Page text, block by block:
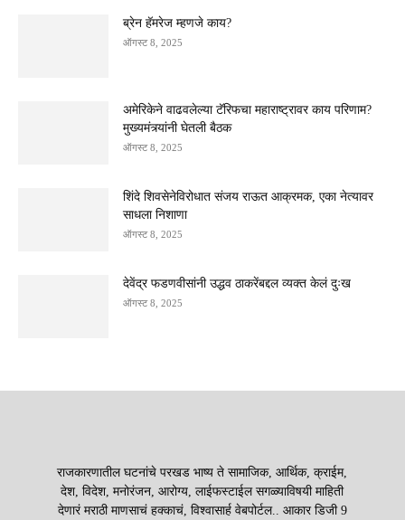
ब्रेन हॅमरेज म्हणजे काय?
ऑगस्ट 8, 2025
अमेरिकेने वाढवलेल्या टॅरिफचा महाराष्ट्रावर काय परिणाम?
मुख्यमंत्र्यांनी घेतली बैठक
ऑगस्ट 8, 2025
शिंदे शिवसेनेविरोधात संजय राऊत आक्रमक, एका नेत्यावर
साधला निशाणा
ऑगस्ट 8, 2025
देवेंद्र फडणवीसांनी उद्धव ठाकरेंबद्दल व्यक्त केलं दुःख
ऑगस्ट 8, 2025
राजकारणातील घटनांचे परखड भाष्य ते सामाजिक, आर्थिक, क्राईम,
देश, विदेश, मनोरंजन, आरोग्य, लाईफस्टाईल सगळ्याविषयी माहिती
देणारं मराठी माणसाचं हक्काचं, विश्वासार्ह वेबपोर्टल.. आकार डिजी 9